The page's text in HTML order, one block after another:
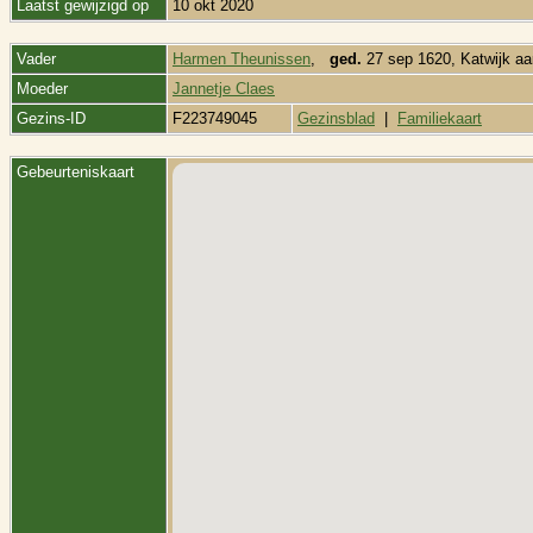
Laatst gewijzigd op
10 okt 2020
Vader Harmen Theunissen, ged. 27 sep 1620, Katwijk
Moeder
Jannetje Claes
Gezins-ID
F223749045 Gezinsblad Familiekaart
Gebeurteniskaart